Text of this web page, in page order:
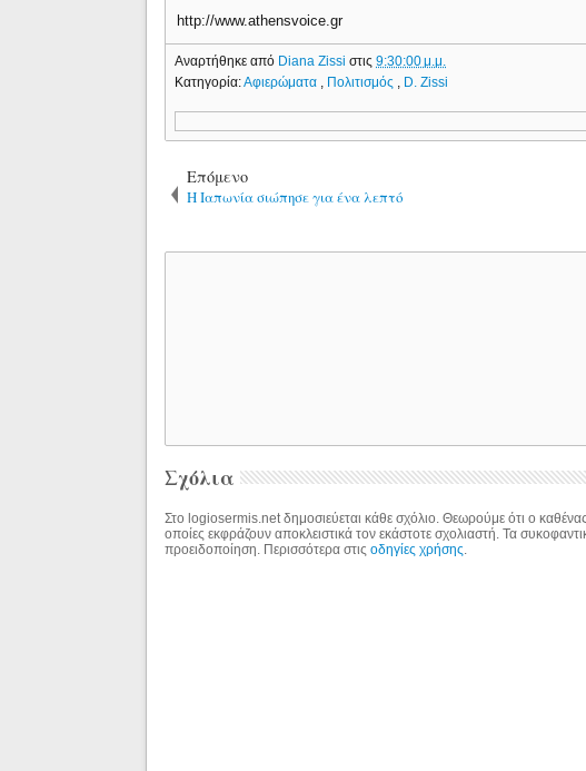
http://www.athensvoice.gr
Αναρτήθηκε από Diana Zissiστις9:30:00 μ.μ.
Κατηγορία:Αφιερώματα Πολιτισμός D. Zissi
Επόμενο
Η Ιαπωνία σιώπησε για ένα λεπτό
Σχόλια
Στο logiosermis.net δημοσιεύεται κάθε σχόλιο. Θεωρούμε ότι ο καθένας
οποίες εκφράζουν αποκλειστικά τον εκάστοτε σχολιαστή. Τα
προειδοποίηση. Περισσότερα στιςοδηγίες χρήσης